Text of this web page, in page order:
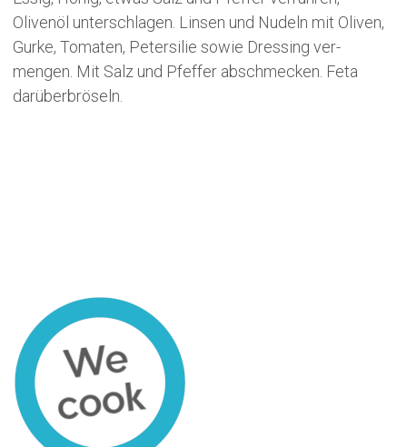
Olivenöl unterschlagen. Linsen und Nudeln mit Oliven,
Gurke, Tomaten, ­Petersilie sowie Dressing ver­
mengen. Mit Salz und Pfeffer abschmecken. Feta
darüberbröseln.